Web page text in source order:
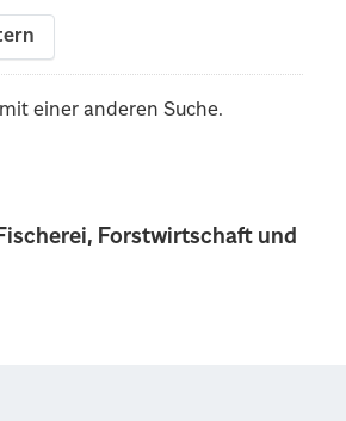
Forstwirtschaft und
einer anderen Suche.